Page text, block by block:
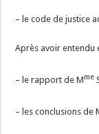
– le code de justice
Après avoir entendu
– le rapport de Mme
– les conclusions de